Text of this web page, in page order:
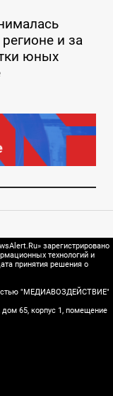
и за
юных
зарегистрировано
технологий и
принятия решения о
"МЕДИАВОЗДЕЙСТВИЕ"
65, корпус 1, помещение